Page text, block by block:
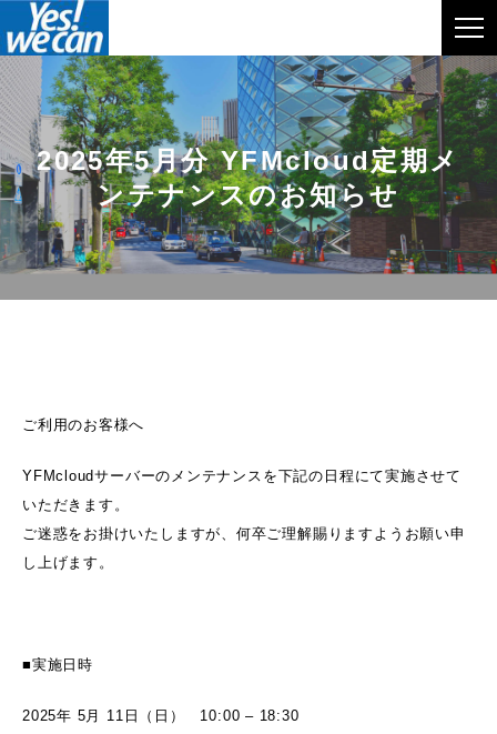
2025年5月分 YFMcloud定期メ
ンテナンスのお知らせ
ご利用のお客様へ
YFMcloudサーバーのメンテナンスを下記の日程にて実施させて
いただきます。
ご迷惑をお掛けいたしますが、何卒ご理解賜りますようお願い申
し上げます。
■実施日時
2025年 5月 11日（日） 10:00 – 18:30